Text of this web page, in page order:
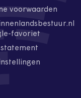
voorwaarden
favoriet